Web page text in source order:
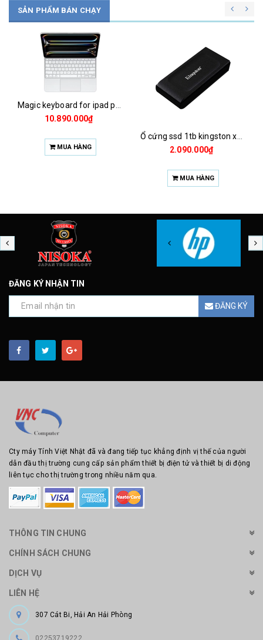
SẢN PHẨM BÁN CHẠY
2.090.000₫
MUA HÀNG
ĐĂNG KÝ NHẬN TIN
ĐĂNG KÝ
Cty máy Tính Việt Nhật đã và đang tiếp tục khẳng định vị thế của người
dẫn đầu thị trường cung cấp sản phẩm thiết bị điện tử và thiết bị di động
liên tục cho thị trường trong nhiều năm qua.
THÔNG TIN CHUNG
CHÍNH SÁCH CHUNG
DỊCH VỤ
LIÊN HỆ
307 Cát Bi, Hải An Hải Phòng
02253719222